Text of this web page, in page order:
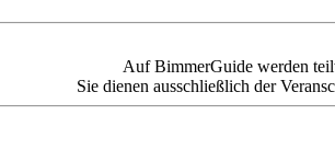
Auf BimmerGuide werden
Sie dienen ausschließlich der